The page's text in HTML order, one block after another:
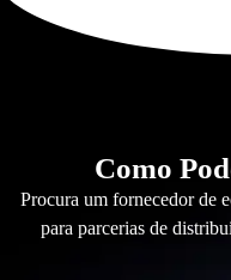
Como
Procura um fornecedor de
para parcerias de